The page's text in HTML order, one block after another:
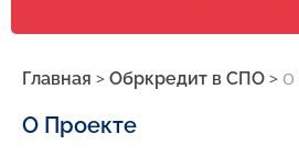
Главная > Обркредит в СПО > О
О Проекте